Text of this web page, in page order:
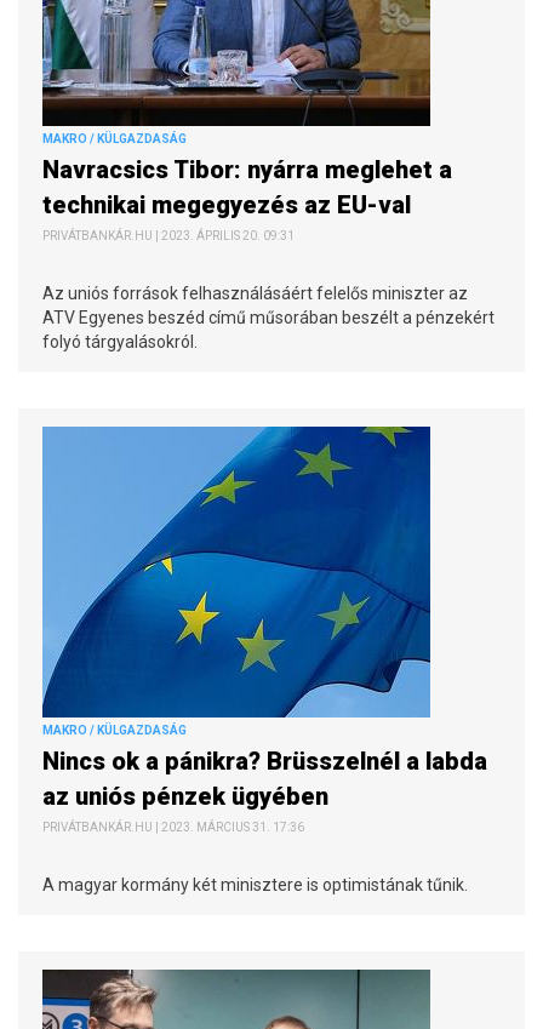
MAKRO / KÜLGAZDASÁG
Navracsics Tibor: nyárra meglehet a
technikai megegyezés az EU-val
PRIVÁTBANKÁR.HU | 2023. ÁPRILIS 20. 09:31
Az uniós források felhasználásáért felelős miniszter az
ATV Egyenes beszéd című műsorában beszélt a pénzekért
folyó tárgyalásokról.
MAKRO / KÜLGAZDASÁG
Nincs ok a pánikra? Brüsszelnél a labda
az uniós pénzek ügyében
PRIVÁTBANKÁR.HU | 2023. MÁRCIUS 31. 17:36
A magyar kormány két minisztere is optimistának tűnik.